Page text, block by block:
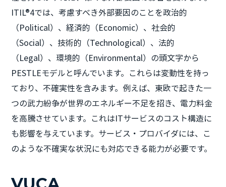
ITIL®4では、考慮すべき外部要因のことを政治的
（Political）、経済的（Economic）、社会的
（Social）、技術的（Technological）、法的
（Legal）、環境的（Environmental）の頭文字から
PESTLEモデルと呼んでいます。これらは変動性を持っ
ており、不確実性を含みます。例えば、東欧で起きた一
つの武力紛争が世界のエネルギー不足を招き、電力料金
を高騰させています。これはITサービスのコスト構造に
も影響を与えています。サービス・プロバイダには、こ
のような不確実な状況にも対応できる能力が必要です。